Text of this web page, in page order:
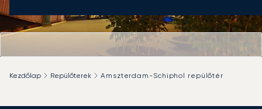
Kezdőlap Repülőterek Amszterdam-Schiphol repülőtér